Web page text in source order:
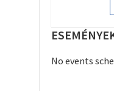
No events